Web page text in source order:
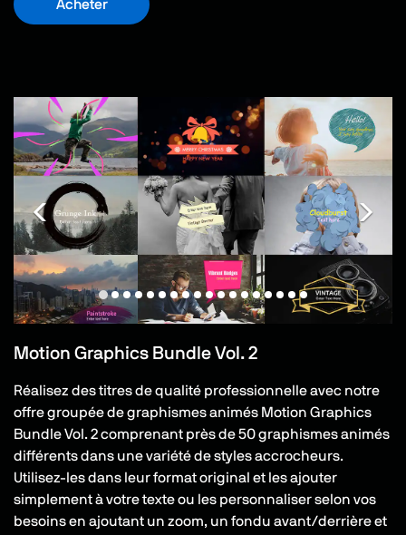
Acheter
Motion Graphics Bundle Vol. 2
Réalisez des titres de qualité professionnelle avec notre
offre groupée de graphismes animés Motion Graphics
Bundle Vol. 2 comprenant près de 50 graphismes animés
différents dans une variété de styles accrocheurs.
Utilisez-les dans leur format original et les ajouter
simplement à votre texte ou les personnaliser selon vos
besoins en ajoutant un zoom, un fondu avant/derrière et